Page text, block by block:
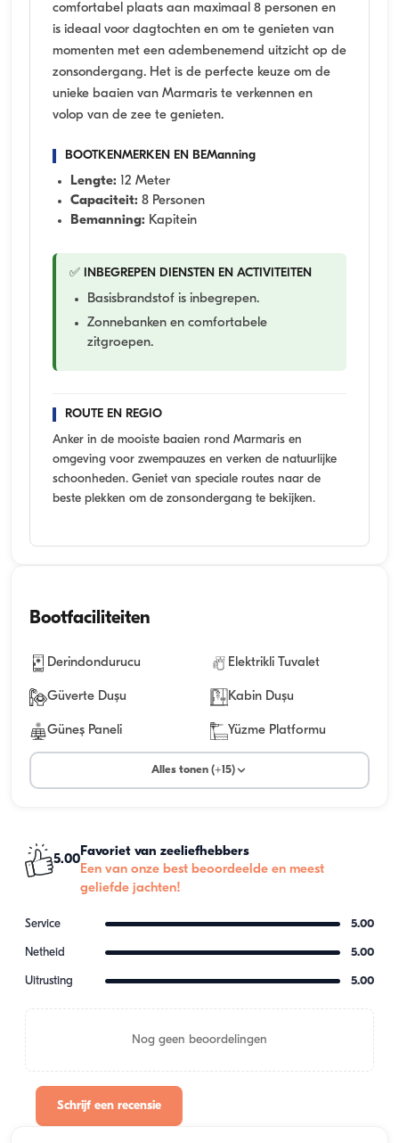
comfortabel plaats aan maximaal 8 personen en
is ideaal voor dagtochten en om te genieten van
momenten met een adembenemend uitzicht op de
zonsondergang. Het is de perfecte keuze om de
unieke baaien van Marmaris te verkennen en
volop van de zee te genieten.
BOOTKENMERKEN EN BEManning
Lengte: 12 Meter
Capaciteit: 8 Personen
Bemanning: Kapitein
✅ INBEGREPEN DIENSTEN EN ACTIVITEITEN
Basisbrandstof is inbegrepen.
Zonnebanken en comfortabele
zitgroepen.
ROUTE EN REGIO
Anker in de mooiste baaien rond Marmaris en
omgeving voor zwempauzes en verken de natuurlijke
schoonheden. Geniet van speciale routes naar de
beste plekken om de zonsondergang te bekijken.
Bootfaciliteiten
Derindondurucu Elektrikli Tuvalet
Güverte Duşu Kabin Duşu
Güneş Paneli Yüzme Platformu
Alles tonen (+15)
5.00
Favoriet van zeeliefhebbers
Een van onze best beoordeelde en meest
geliefde jachten!
Service 5.00
Netheid 5.00
Uitrusting 5.00
Nog geen beoordelingen
Schrijf een recensie